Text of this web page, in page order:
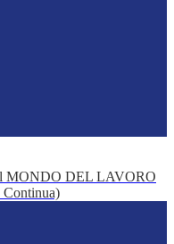
MONDO DEL LAVORO
Continua)